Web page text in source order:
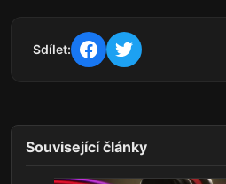
Sdílet:
Související články